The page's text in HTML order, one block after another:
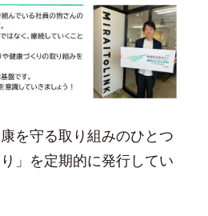
を守る取り組みのひとつ
」を定期的に発行してい